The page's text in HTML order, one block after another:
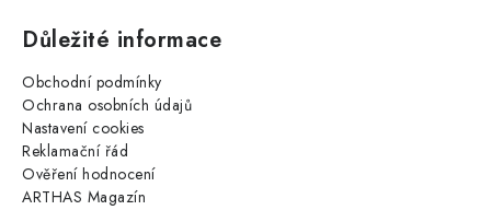
Důležité informace
Obchodní podmínky
Ochrana osobních údajů
Nastavení cookies
Reklamační řád
Ověření hodnocení
ARTHAS Magazín